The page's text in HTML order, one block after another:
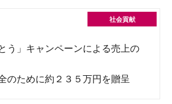
う」キャンペーンによる売上の
のために約２３５万円を贈呈